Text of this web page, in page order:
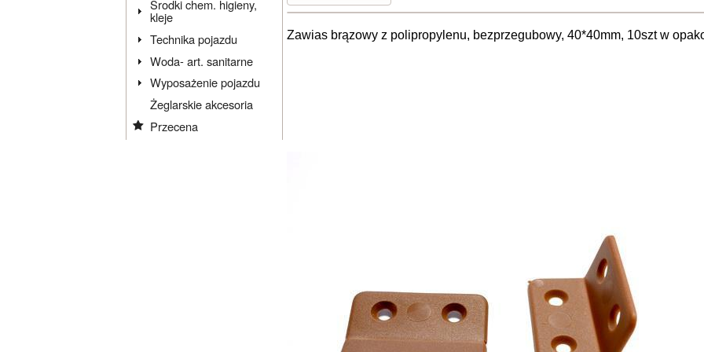
Środki chem. higieny,
kleje
Technika pojazdu
Woda- art. sanitarne
Wyposażenie pojazdu
Żeglarskie akcesoria
Przecena
Zawias brązowy z polipropylenu, bezprzegubowy, 40*40mm, 10szt w